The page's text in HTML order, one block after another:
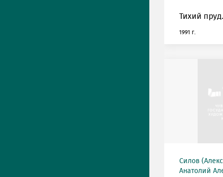
Тихий пруд.
1991 г.
Силов
Анатолий